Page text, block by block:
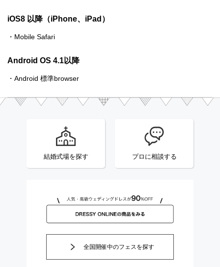
iOS8 以降（iPhone、iPad）
Mobile Safari
Android OS 4.1以降
Android 標準browser
結婚式場を探す プロに相談する
全国開催中のフェスを探す